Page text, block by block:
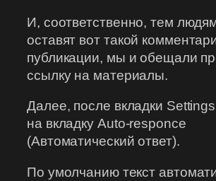
И, соответственно, тем
оставят вот такой
публикации, мы и обещали
ссылку на материалы.
Далее, после вкладки
на вкладку Auto-responce
(Автоматический ответ).
По умолчанию текст